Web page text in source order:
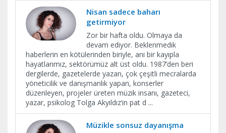
Nisan sadece baharı
getirmiyor
Zor bir hafta oldu. Olmaya da
devam ediyor. Beklenmedik
haberlerin en kötülerinden biriyle, ani bir kayıpla
hayatlarımız, sektörümüz alt üst oldu. 1987’den beri
dergilerde, gazetelerde yazan, çok çeşitli mecralarda
yöneticilik ve danışmanlık yapan, konserler
düzenleyen, projeler üreten müzik insanı, gazeteci,
yazar, psikolog Tolga Akyıldız’ın pat d ...
Müzikle sonsuz dayanışma